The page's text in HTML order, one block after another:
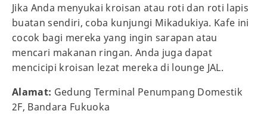
Jika Anda menyukai kroisan atau roti dan roti lapis
buatan sendiri, coba kunjungi Mikadukiya. Kafe ini
cocok bagi mereka yang ingin sarapan atau
mencari makanan ringan. Anda juga dapat
mencicipi kroisan lezat mereka di lounge JAL.
Alamat: Gedung Terminal Penumpang Domestik
2F, Bandara Fukuoka